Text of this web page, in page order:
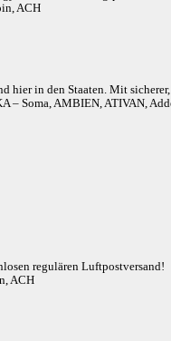
ACH
hier in den Staaten. Mit
– Soma, AMBIEN, ATIVAN,
regulären Luftpostversand!
ACH